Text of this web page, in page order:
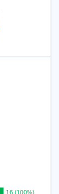
16 (100%)